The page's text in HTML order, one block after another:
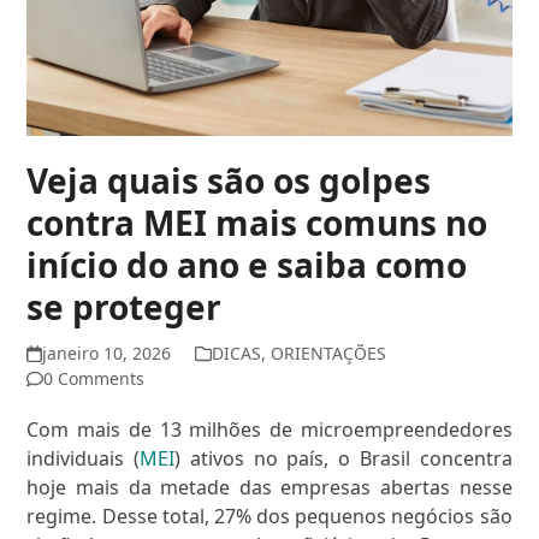
Veja quais são os golpes
contra MEI mais comuns no
início do ano e saiba como
se proteger
janeiro 10, 2026 DICAS, ORIENTAÇÕES
0 Comments
Com mais de 13 milhões de microempreendedores
individuais (MEI) ativos no país, o Brasil concentra
hoje mais da metade das empresas abertas nesse
regime. Desse total, 27% dos pequenos negócios são